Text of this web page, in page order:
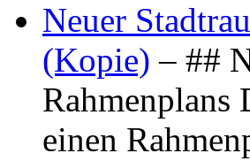
Neuer
(Kopie) – ##
Rahmenplans
einen